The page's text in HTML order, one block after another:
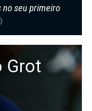
no seu primeiro
Grot